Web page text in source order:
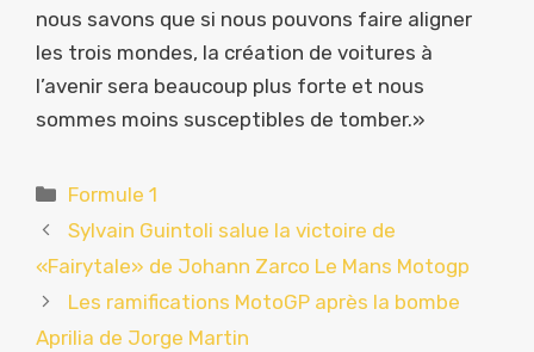
nous savons que si nous pouvons faire aligner
les trois mondes, la création de voitures à
l’avenir sera beaucoup plus forte et nous
sommes moins susceptibles de tomber.»
Catégories
Formule 1
Sylvain Guintoli salue la victoire de
«Fairytale» de Johann Zarco Le Mans Motogp
Les ramifications MotoGP après la bombe
Aprilia de Jorge Martin